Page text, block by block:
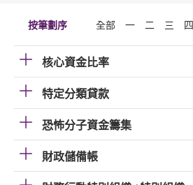
按筆劃序 全部 一 二 三 四
核心資金比率
特定分類貸款
恐怖分子資金籌集
財政儲備帳